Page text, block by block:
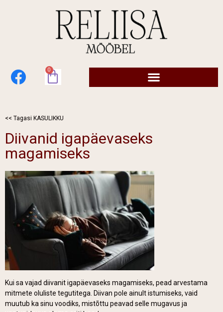
facebook 0
CART
<< Tagasi KASULIKKU
Diivanid igapäevaseks
magamiseks
Kui sa vajad diivanit igapäevaseks magamiseks, pead arvestama
mitmete oluliste tegutitega. Diivan pole ainult istumiseks, vaid
muutub ka sinu voodiks, mistõttu peavad selle mugavus ja